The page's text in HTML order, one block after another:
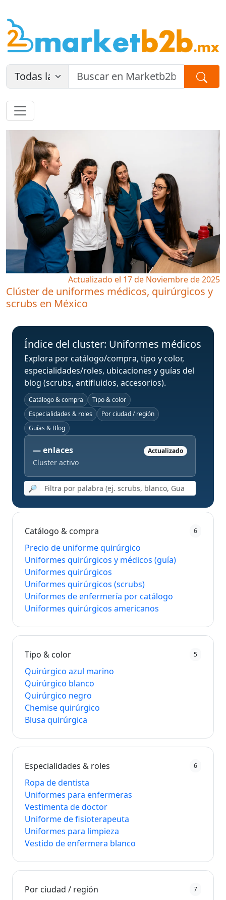
Actualizado el 17 de Noviembre de 2025
Clúster de uniformes médicos, quirúrgicos y
scrubs en México
Índice del cluster: Uniformes médicos
Explora por catálogo/compra, tipo y color,
especialidades/roles, ubicaciones y guías del
blog (scrubs, antifluidos, accesorios).
Catálogo & compra
Tipo & color
Especialidades & roles
Por ciudad / región
Guías & Blog
—enlaces
Cluster activo
Actualizado
🔎
Catálogo & compra 6
Precio de uniforme quirúrgico
Uniformes quirúrgicos y médicos (guía)
Uniformes quirúrgicos
Uniformes quirúrgicos (scrubs)
Uniformes de enfermería por catálogo
Uniformes quirúrgicos americanos
Tipo & color 5
Quirúrgico azul marino
Quirúrgico blanco
Quirúrgico negro
Chemise quirúrgico
Blusa quirúrgica
Especialidades & roles 6
Ropa de dentista
Uniformes para enfermeras
Vestimenta de doctor
Uniforme de fisioterapeuta
Uniformes para limpieza
Vestido de enfermera blanco
Por ciudad / región 7